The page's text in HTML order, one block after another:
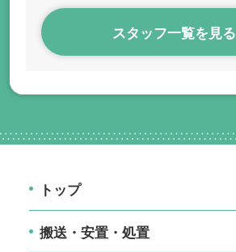
スタッフ一覧を見る
トップ
搬送・安置・処置